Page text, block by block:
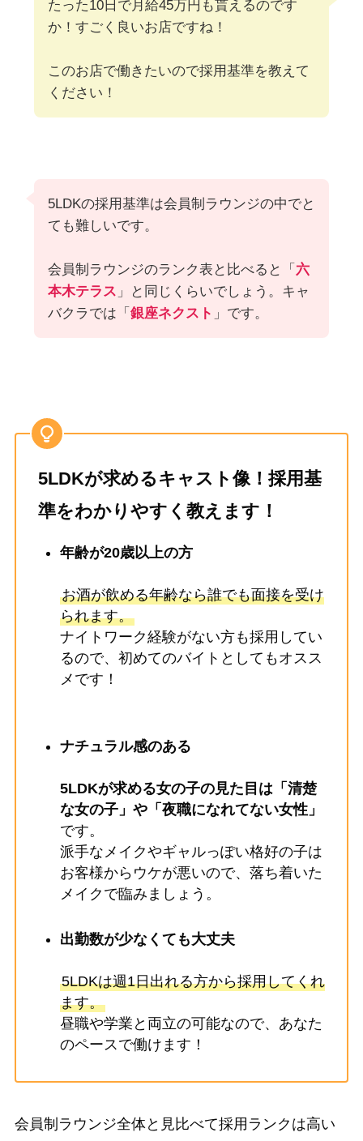
たった10日で月給45万円も貰えるのです
か！すごく良いお店ですね！
このお店で働きたいので採用基準を教えて
ください！
5LDKの採用基準は会員制ラウンジの中でと
ても難しいです。
会員制ラウンジのランク表と比べると「 六
本木テラス 」と同じくらいでしょう。キャ
バクラでは「 銀座ネクスト 」です。
5LDKが求めるキャスト像！採用基
準をわかりやすく教えます！
年齢が20歳以上の方
お酒が飲める年齢なら誰でも面接を受け
られます。
ナイトワーク経験がない方も採用してい
るので、初めてのバイトとしてもオスス
メです！
ナチュラル感のある
5LDKが求める女の子の見た目は「清楚
な女の子」や「夜職になれてない女性」
です。
派手なメイクやギャルっぽい格好の子は
お客様からウケが悪いので、落ち着いた
メイクで臨みましょう。
出勤数が少なくても大丈夫
5LDKは週1日出れる方から採用してくれ
ます。
昼職や学業と両立の可能なので、あなた
のペースで働けます！
会員制ラウンジ全体と見比べて採用ランクは高い